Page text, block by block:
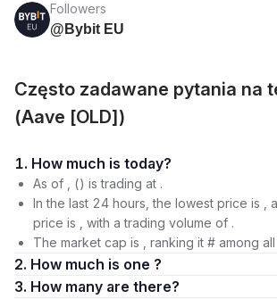
Followers
@Bybit EU
Często zadawane pytania na
(Aave [OLD])
1. How much is today?
As of , () is trading at .
In the last 24 hours, the lowest price is ,
price is , with a trading volume of .
The market cap is , ranking it # among
2. How much is one ?
3. How many are there?